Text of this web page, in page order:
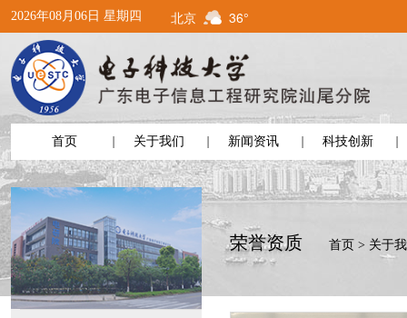
2026年08月06日 星期四 北京 36°
首页 关于我们 新闻资讯 科技创新
荣誉资质 首页 > 关于